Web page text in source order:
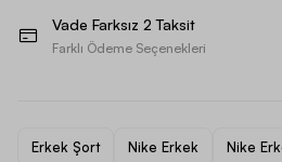
Vade Farksız 2 Taksit
Farklı Ödeme Seçenekleri
Erkek Şort Nike Erkek Nike